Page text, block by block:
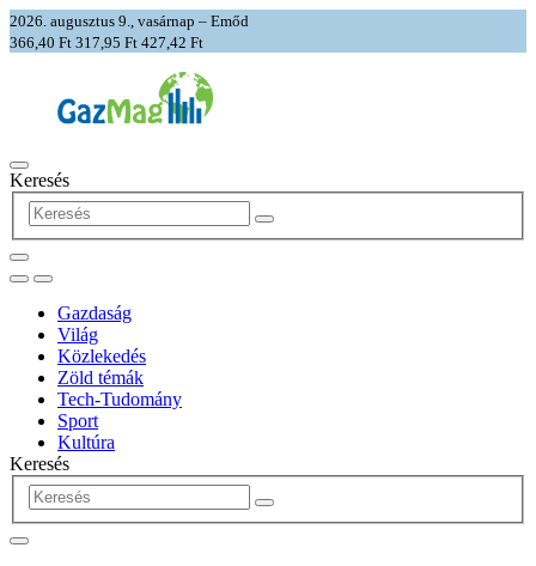
2026. augusztus 9., vasárnap – Emőd
366,40 Ft 317,95 Ft 427,42 Ft
Keresés
Gazdaság
Világ
Közlekedés
Zöld témák
Tech-Tudomány
Sport
Kultúra
Keresés